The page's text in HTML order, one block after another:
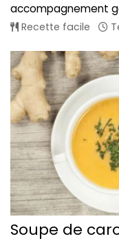
accompagnement
Recette facile
Soupe de